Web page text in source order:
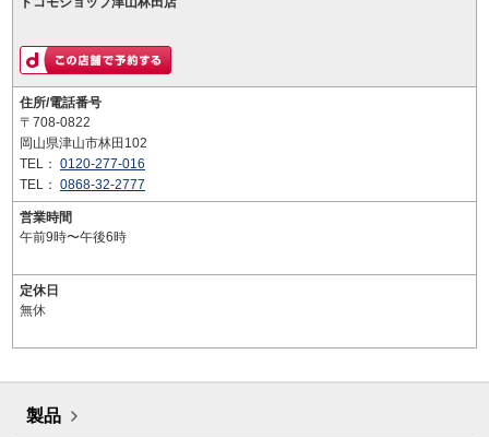
住所/電話番号
〒708-0822
岡山県津山市林田102
TEL： 0120-277-016
TEL： 0868-32-2777
営業時間
午前9時〜午後6時
定休日
無休
製品